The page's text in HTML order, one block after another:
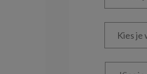
Kies
Kies